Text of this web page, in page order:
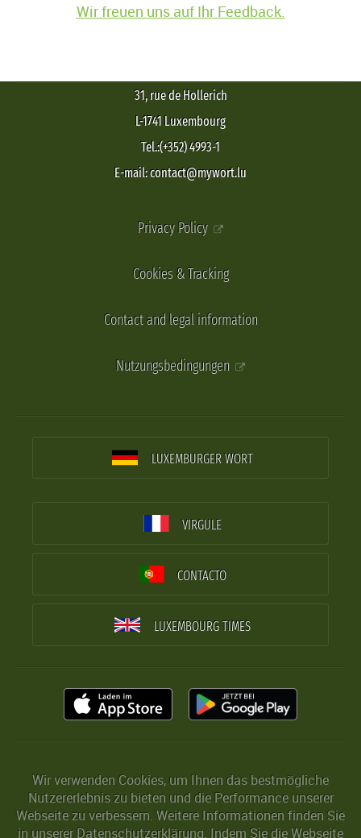
Wir freuen uns auf Ihr Feedback.
31, rue de Hollerich
L-1741 Luxembourg
Tel.:(+352) 4993-1
E-mail: contact@mywort.lu
Privacy Policy
Cookies & Tracking
Contact and legal information
Nutzungsbedingungen
LUXEMBURGER WORT
VIRGULE
CONTACTO
LUXEMBOURG TIMES
Wir verwenden Cookies, um Ihnen das bestmögliche
Nutzererlebnis zu bieten und die Performance unserer
Webseite zu verbessern. Weitere Informationen finden Sie
in unserer Datenschutzerklärung. Indem Sie die Webseite